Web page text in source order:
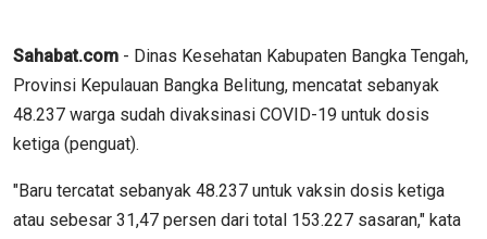
Sahabat.com - Dinas Kesehatan Kabupaten Bangka Tengah,
Provinsi Kepulauan Bangka Belitung, mencatat sebanyak
48.237 warga sudah divaksinasi COVID-19 untuk dosis
ketiga (penguat).
"Baru tercatat sebanyak 48.237 untuk vaksin dosis ketiga
atau sebesar 31,47 persen dari total 153.227 sasaran," kata